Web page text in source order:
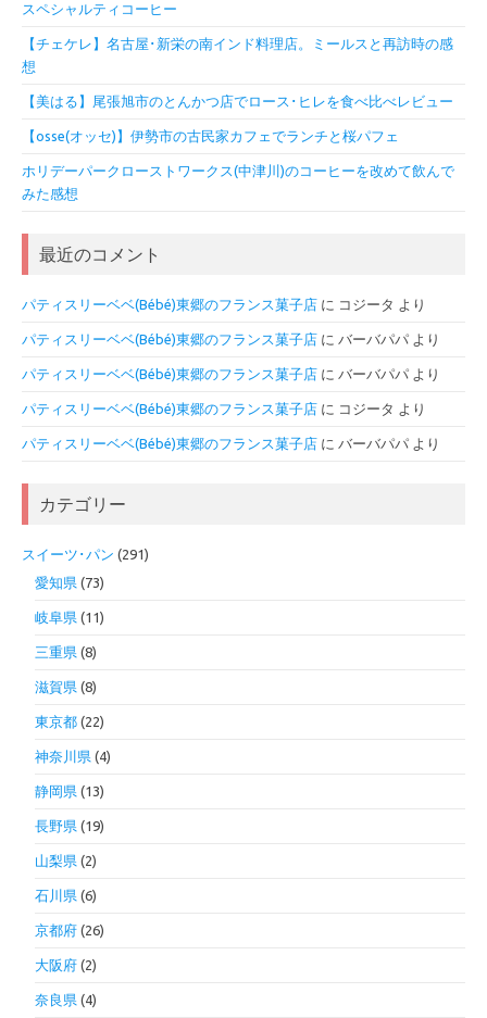
スペシャルティコーヒー
【チェケレ】名古屋･新栄の南インド料理店。ミールスと再訪時の感
想
【美はる】尾張旭市のとんかつ店でロース･ヒレを食べ比べレビュー
【osse(オッセ)】伊勢市の古民家カフェでランチと桜パフェ
ホリデーパークローストワークス(中津川)のコーヒーを改めて飲んで
みた感想
最近のコメント
パティスリーベベ(Bébé)東郷のフランス菓子店 に コジータ より
パティスリーベベ(Bébé)東郷のフランス菓子店 に バーバパパ より
パティスリーベベ(Bébé)東郷のフランス菓子店 に バーバパパ より
パティスリーベベ(Bébé)東郷のフランス菓子店 に コジータ より
パティスリーベベ(Bébé)東郷のフランス菓子店 に バーバパパ より
カテゴリー
スイーツ･パン (291)
愛知県 (73)
岐阜県 (11)
三重県 (8)
滋賀県 (8)
東京都 (22)
神奈川県 (4)
静岡県 (13)
長野県 (19)
山梨県 (2)
石川県 (6)
京都府 (26)
大阪府 (2)
奈良県 (4)